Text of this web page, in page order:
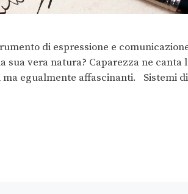
di espressione e
sua vera natura? Caparezza ne canta
egualmente affascinanti. Sistemi di